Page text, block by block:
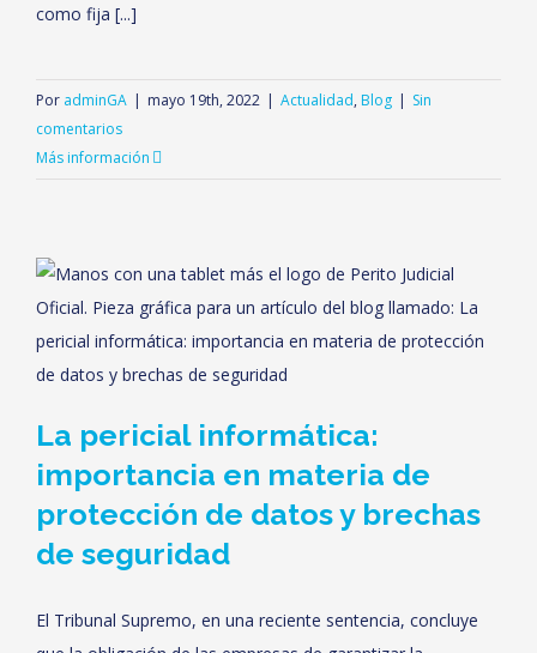
como fija [...]
Por adminGA | mayo 19th, 2022 | Actualidad, Blog | Sin
comentarios
Más información
La pericial informática:
importancia en materia de
protección de datos y brechas
de seguridad
El Tribunal Supremo, en una reciente sentencia, concluye